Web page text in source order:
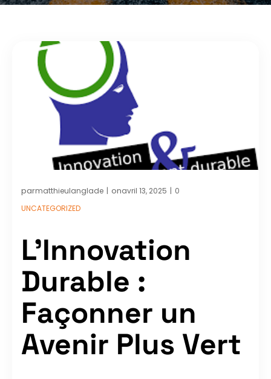
parmatthieulanglade | onavril 13, 2025 | 0
UNCATEGORIZED
L’Innovation
Durable :
Façonner un
Avenir Plus Vert